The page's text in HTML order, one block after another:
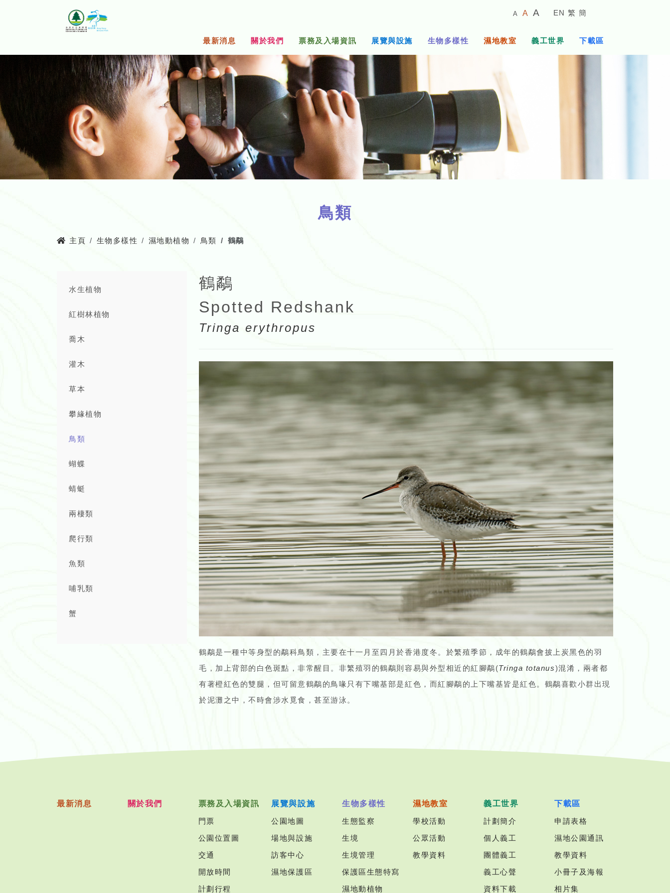
A
較
A
預
字
體
A
的
EN 繁 簡
最新消息 關於我們 票務及入場資訊 展覽與設施 生物多樣性 濕地教室 義工世界 下載區
鳥類
主頁 生物多樣性 濕地動植物 鳥類 鶴鷸
水生植物
紅樹林植物
喬木
灌木
草本
攀緣植物
鳥類
蝴蝶
蜻蜓
兩棲類
爬行類
魚類
哺乳類
蟹
鶴鷸
Spotted Redshank
Tringa erythropus
鶴鷸是一種中等身型的鷸科鳥類，主要在十一月至四月於香港度冬。於繁殖季節，成年的鶴鷸會披上炭黑色的羽
毛，加上背部的白色斑點，非常醒目。非繁殖羽的鶴鷸則容易與外型相近的紅腳鷸(Tringa totanus)混淆，兩者都
有著橙紅色的雙腿，但可留意鶴鷸的鳥喙只有下嘴基部是紅色，而紅腳鷸的上下嘴基皆是紅色。鶴鷸喜歡小群出現
於泥灘之中，不時會涉水覓食，甚至游泳。
最新消息 關於我們 票務及入場資訊
門票
公園位置圖
交通
開放時間
計劃行程
展覽與設施
公園地圖
場地與設施
訪客中心
濕地保護區
生物多樣性
生態監察
生境
生境管理
保護區生態特寫
濕地動植物
濕地教室
學校活動
公眾活動
教學資料
義工世界
計劃簡介
個人義工
團體義工
義工心聲
資料下載
下載區
申請表格
濕地公園通訊
教學資料
小冊子及海報
相片集